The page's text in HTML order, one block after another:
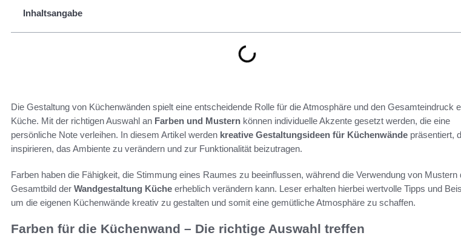
Inhaltsangabe
Die Gestaltung von Küchenwänden spielt eine entscheidende Rolle für die Atmosphäre und den Gesamteindruck
Küche. Mit der richtigen Auswahl an Farben und Mustern können individuelle Akzente gesetzt werden, die eine
persönliche Note verleihen. In diesem Artikel werden kreative Gestaltungsideen für Küchenwände präsentiert,
inspirieren, das Ambiente zu verändern und zur Funktionalität beizutragen.
Farben haben die Fähigkeit, die Stimmung eines Raumes zu beeinflussen, während die Verwendung von Mustern
Gesamtbild der Wandgestaltung Küche erheblich verändern kann. Leser erhalten hierbei wertvolle Tipps und
um die eigenen Küchenwände kreativ zu gestalten und somit eine gemütliche Atmosphäre zu schaffen.
Farben für die Küchenwand – Die richtige Auswahl treffen